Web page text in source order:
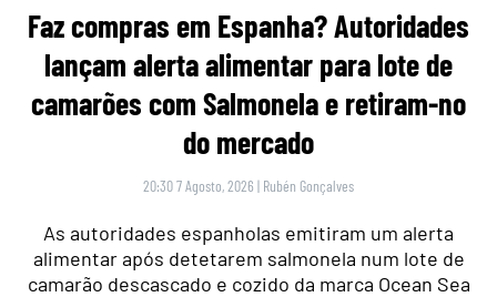
Faz compras em Espanha? Autoridades
lançam alerta alimentar para lote de
camarões com Salmonela e retiram-no
do mercado
20:30 7 Agosto, 2026 | Rubén Gonçalves
As autoridades espanholas emitiram um alerta
alimentar após detetarem salmonela num lote de
camarão descascado e cozido da marca Ocean Sea